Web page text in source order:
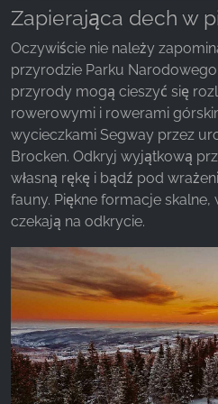
Zapierająca dech w
Oczywiście nie należy
przyrodzie Parku Narodowego
przyrody mogą cieszyć się
rowerowymi i rowerami
wycieczkami Segway przez
Brocken. Odkryj wyjątkową
własną rękę i bądź pod
fauny. Piękne formacje skalne,
czekają na odkrycie.